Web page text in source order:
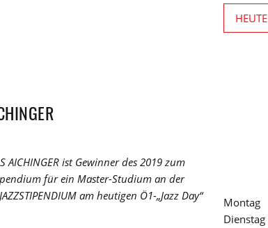
AICHINGER ist Gewinner des 2019 zum
für ein Master-Studium an der
am heutigen Ö1-„Jazz Day“
HEUTE
Montag
Dienstag